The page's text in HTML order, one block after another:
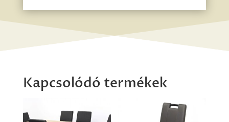
Kapcsolódó termékek